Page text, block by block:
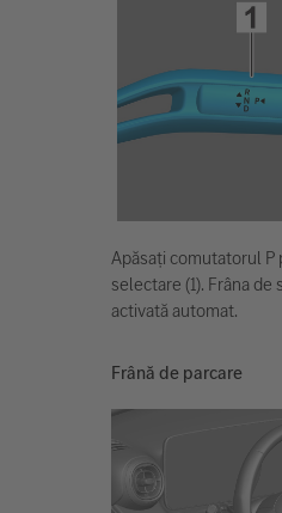
Apăsați comutatorul P
selectare (1). Frâna
activată automat.
Frână de parcare